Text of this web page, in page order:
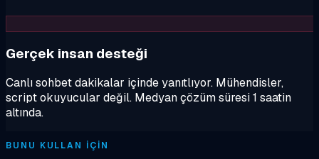
Gerçek insan desteği
Canlı sohbet dakikalar içinde yanıtlıyor. Mühendisler,
script okuyucular değil. Medyan çözüm süresi 1 saatin
altında.
BUNU KULLAN IÇIN